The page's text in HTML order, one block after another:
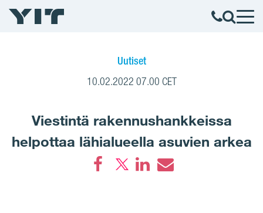
Uutiset
10.02.2022 07.00 CET
Viestintä rakennushankkeissa
helpottaa lähialueella asuvien arkea